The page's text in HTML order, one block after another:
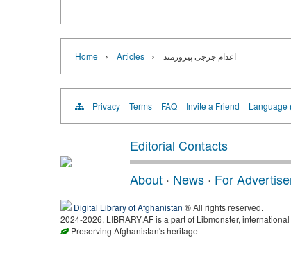
Home › Articles › اعدام جرجی پیروزمند
Privacy Terms FAQ Invite a Friend Language
Editorial Contacts
About · News · For
Digital Library of Afghanistan ® All rights reserved.
2024-2026, LIBRARY.AF is a part of Libmonster,
Preserving Afghanistan's heritage